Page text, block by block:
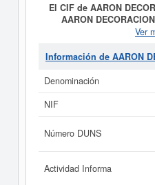
El CIF de AARON
AARON
27/01/2005 con el
INTERIORES Y
MADERAS. El CNAE al
asociado para
ha consultado el 26/06/
puede aspirar esta
mismo. Esta empresa
3.100 a 60.000 €. El
esta empresa en Toledo y
ahora
Ver
Información de AARON
Denominación
NIF
Número DUNS
Actividad Informa